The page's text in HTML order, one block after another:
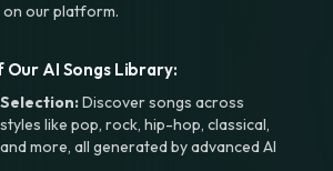
on our platform.
Our AI Songs Library:
Discover songs across
like pop, rock, hip-hop, classical,
more, all generated by advanced AI